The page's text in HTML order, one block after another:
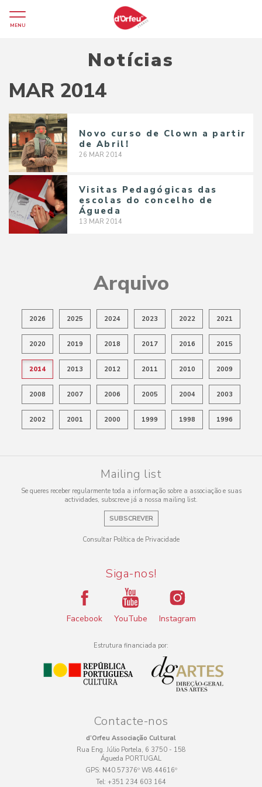
MENU
Notícias
MAR 2014
Novo curso de Clown a partir
de Abril!
26 MAR 2014
Visitas Pedagógicas das
escolas do concelho de
Águeda
13 MAR 2014
Arquivo
2026 2025 2024 2023 2022 2021
2020 2019 2018 2017 2016 2015
2014 2013 2012 2011 2010 2009
2008 2007 2006 2005 2004 2003
2002 2001 2000 1999 1998 1996
Mailing list
Se queres receber regularmente toda a informação sobre a associação e suas
actividades, subscreve já a nossa mailing list.
SUBSCREVER
Consultar Política de Privacidade
Siga-nos!
Facebook YouTube Instagram
Estrutura financiada por:
Contacte-nos
d’Orfeu Associação Cultural
Rua Eng. Júlio Portela, 6 3750 - 158
Águeda PORTUGAL
GPS: N40.57376º W8.44616º
Tel: +351 234 603 164